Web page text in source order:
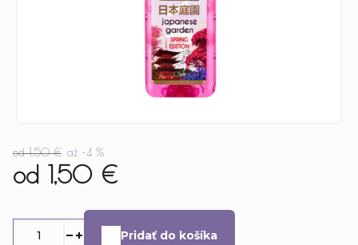
od 1,50 € až –4 %
od 1,50 €
cena:
Pridať do košíka